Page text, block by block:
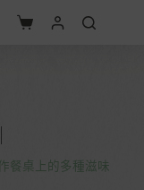
餐桌上的多種滋味